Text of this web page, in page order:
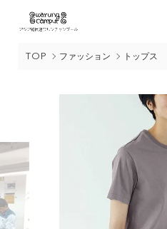
TOP ファッション トップス